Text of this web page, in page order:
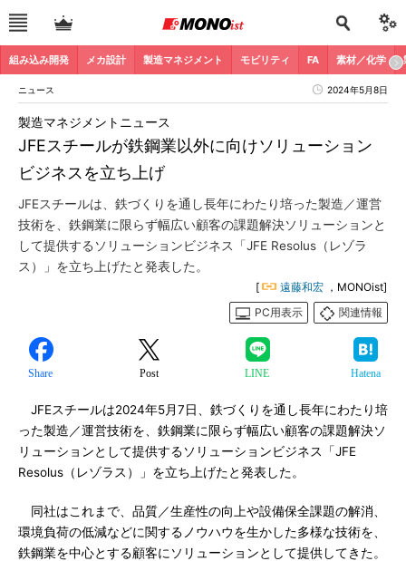
組み込み開発 メカ設計 製造マネジメント モビリティ FA 素材／化学
ニュース 2024年5月8日
JFEスチールが鉄鋼業以外に向けソリューション
ビジネスを立ち上げ
製造マネジメントニュース
JFEスチールは、鉄づくりを通し長年にわたり培った製造／運営
技術を、鉄鋼業に限らず幅広い顧客の課題解決ソリューションと
して提供するソリューションビジネス「JFE Resolus（レゾラ
ス）」を立ち上げたと発表した。
[ 遠藤和宏 ，MONOist]
PC用表示
関連情報
Share Post LINE Hatena
JFEスチールは2024年5月7日、鉄づくりを通し長年にわたり培
った製造／運営技術を、鉄鋼業に限らず幅広い顧客の課題解決ソ
リューションとして提供するソリューションビジネス「JFE
Resolus（レゾラス）」を立ち上げたと発表した。
同社はこれまで、品質／生産性の向上や設備保全課題の解消、
環境負荷の低減などに関するノウハウを生かした多様な技術を、
鉄鋼業を中心とする顧客にソリューションとして提供してきた。